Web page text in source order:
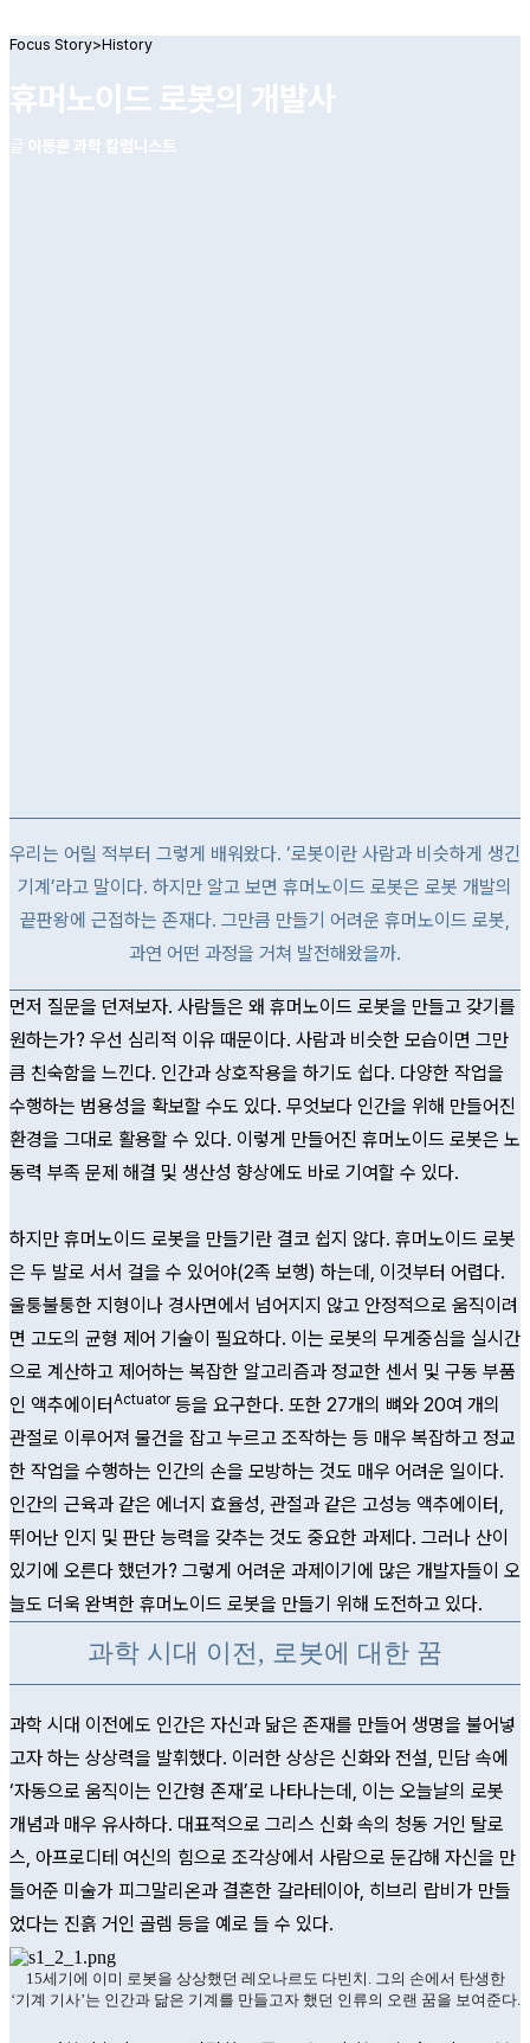
Focus Story>History
휴머노이드 로봇의 개발사
글 이동훈 과학 칼럼니스트
우리는 어릴 적부터 그렇게 배워왔다. ‘로봇이란 사람과 비슷하게 생긴
기계’라고 말이다. 하지만 알고 보면 휴머노이드 로봇은 로봇 개발의
끝판왕에 근접하는 존재다. 그만큼 만들기 어려운 휴머노이드 로봇,
과연 어떤 과정을 거쳐 발전해왔을까.
먼저 질문을 던져보자. 사람들은 왜 휴머노이드 로봇을 만들고 갖기를
원하는가? 우선 심리적 이유 때문이다. 사람과 비슷한 모습이면 그만
큼 친숙함을 느낀다. 인간과 상호작용을 하기도 쉽다. 다양한 작업을
수행하는 범용성을 확보할 수도 있다. 무엇보다 인간을 위해 만들어진
환경을 그대로 활용할 수 있다. 이렇게 만들어진 휴머노이드 로봇은 노
동력 부족 문제 해결 및 생산성 향상에도 바로 기여할 수 있다.
하지만 휴머노이드 로봇을 만들기란 결코 쉽지 않다. 휴머노이드 로봇
은 두 발로 서서 걸을 수 있어야(2족 보행) 하는데, 이것부터 어렵다.
울퉁불퉁한 지형이나 경사면에서 넘어지지 않고 안정적으로 움직이려
면 고도의 균형 제어 기술이 필요하다. 이는 로봇의 무게중심을 실시간
으로 계산하고 제어하는 복잡한 알고리즘과 정교한 센서 및 구동 부품
인 액추에이터Actuator등을 요구한다. 또한 27개의 뼈와 20여 개의
관절로 이루어져 물건을 잡고 누르고 조작하는 등 매우 복잡하고 정교
한 작업을 수행하는 인간의 손을 모방하는 것도 매우 어려운 일이다.
인간의 근육과 같은 에너지 효율성, 관절과 같은 고성능 액추에이터,
뛰어난 인지 및 판단 능력을 갖추는 것도 중요한 과제다. 그러나 산이
있기에 오른다 했던가? 그렇게 어려운 과제이기에 많은 개발자들이 오
늘도 더욱 완벽한 휴머노이드 로봇을 만들기 위해 도전하고 있다.
과학 시대 이전, 로봇에 대한 꿈
과학 시대 이전에도 인간은 자신과 닮은 존재를 만들어 생명을 불어넣
고자 하는 상상력을 발휘했다. 이러한 상상은 신화와 전설, 민담 속에
‘자동으로 움직이는 인간형 존재’로 나타나는데, 이는 오늘날의 로봇
개념과 매우 유사하다. 대표적으로 그리스 신화 속의 청동 거인 탈로
스, 아프로디테 여신의 힘으로 조각상에서 사람으로 둔갑해 자신을 만
들어준 미술가 피그말리온과 결혼한 갈라테이아, 히브리 랍비가 만들
었다는 진흙 거인 골렘 등을 예로 들 수 있다.
15세기에 이미 로봇을 상상했던 레오나르도 다빈치.그의 손에서 탄생한
‘기계 기사’는 인간과 닮은 기계를 만들고자 했던 인류의 오랜 꿈을 보여준다.